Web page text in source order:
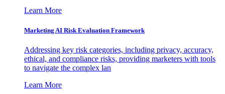
Learn More
Marketing AI Risk Evaluation Framework
Addressing key risk categories, including privacy, accuracy,
ethical, and compliance risks, providing marketers with tools
to navigate the complex lan
Learn More